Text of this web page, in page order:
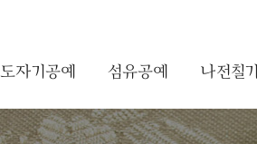
도자기공예 섬유공예 나전칠기